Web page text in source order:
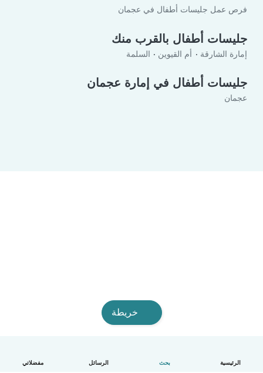
الرئيسية بحث الرسائل مفضلاتي
فرص عمل جليسات أطفال في عجمان
جليسات أطفال بالقرب منك
إمارة الشارقة أم القيوين السلمة
جليسات أطفال في إمارة عجمان
عجمان
خريطة